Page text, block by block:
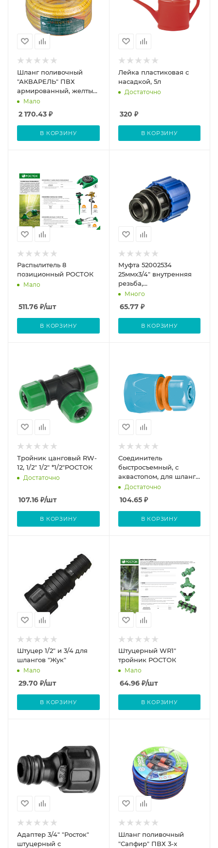
Шланг поливочный
"АКВАРЕЛЬ" ПВХ
армированный, желтый,
2,0мм, D 3/4",25м (шт.)
Мало
2 170.43 ₽
В КОРЗИНУ
Лейка пластиковая с
насадкой, 5л
Достаточно
320 ₽
В КОРЗИНУ
Распылитель 8
позиционный РОСТОК
Мало
511.76 ₽/шт
В КОРЗИНУ
Муфта 52002534
25ммх3/4" внутренняя
резьба,
компрессионная, для
Много
65.77₽
В КОРЗИНУ
Тройник цанговый RW-
12, 1/2" 1/2" *1/2"РОСТОК
Достаточно
107.16 ₽/шт
В КОРЗИНУ
Соединитель
быстросъемный, с
аквастопом, для шланга
пластиковый, 3/4", (шт.)
Достаточно
104.65₽
В КОРЗИНУ
Штуцер 1/2" и 3/4 для
шлангов "Жук"
Мало
29.70 ₽/шт
В КОРЗИНУ
Штуцерный WR1"
тройник РОСТОК
Мало
64.96₽/шт
В КОРЗИНУ
Адаптер 3/4" "Росток"
штуцерный с
Шланг поливочный
"Сапфир" ПВХ 3-х